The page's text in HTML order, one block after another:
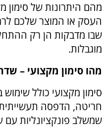
מהם היתרונות של סימון
העסק או המוצר שלכם
שבו מדבקות הן רק
מוגבלות.
מהו סימון מקצועי –
סימון מקצועי כולל
חריטה, הדפסה תעשייתית
שמשלב פונקציונליות עם